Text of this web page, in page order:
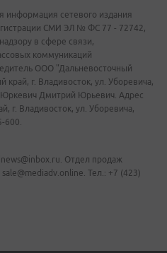
информация сетевого издания
СМИ ЭЛ № ФС 77 - 72742,
в сфере связи,
коммуникаций
ООО "Дальневосточный
г. Владивосток, ул. Уборевича,
Юркевич Дмитрий Юрьевич. Адрес
г. Владивосток, ул. Уборевича,
600.
Отдел продаж
Тел.: +7 (423)